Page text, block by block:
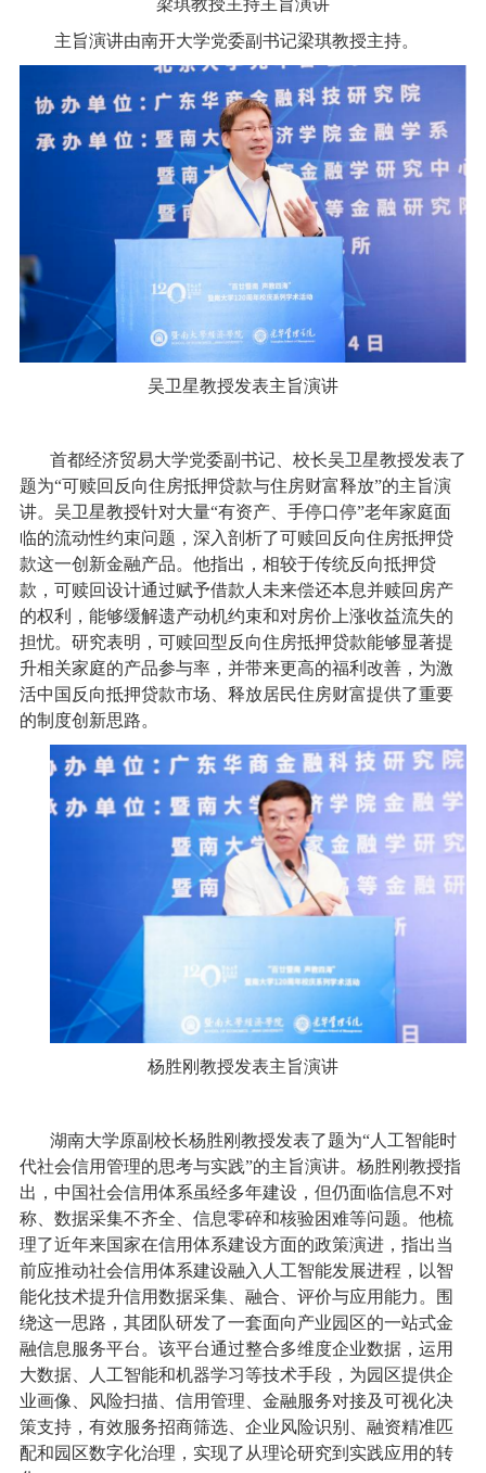
梁琪教授主持主旨演讲
主旨演讲由南开大学党委副书记梁琪教授主持。
吴卫星教授发表主旨演讲
首都经济贸易大学党委副书记、校长吴卫星教授发表了
题为“可赎回反向住房抵押贷款与住房财富释放”的主旨演
讲。吴卫星教授针对大量“有资产、手停口停”老年家庭面
临的流动性约束问题，深入剖析了可赎回反向住房抵押贷
款这一创新金融产品。他指出，相较于传统反向抵押贷
款，可赎回设计通过赋予借款人未来偿还本息并赎回房产
的权利，能够缓解遗产动机约束和对房价上涨收益流失的
担忧。研究表明，可赎回型反向住房抵押贷款能够显著提
升相关家庭的产品参与率，并带来更高的福利改善，为激
活中国反向抵押贷款市场、释放居民住房财富提供了重要
的制度创新思路。
杨胜刚教授发表主旨演讲
湖南大学原副校长杨胜刚教授发表了题为“人工智能时
代社会信用管理的思考与实践”的主旨演讲。杨胜刚教授指
出，中国社会信用体系虽经多年建设，但仍面临信息不对
称、数据采集不齐全、信息零碎和核验困难等问题。他梳
理了近年来国家在信用体系建设方面的政策演进，指出当
前应推动社会信用体系建设融入人工智能发展进程，以智
能化技术提升信用数据采集、融合、评价与应用能力。围
绕这一思路，其团队研发了一套面向产业园区的一站式金
融信息服务平台。该平台通过整合多维度企业数据，运用
大数据、人工智能和机器学习等技术手段，为园区提供企
业画像、风险扫描、信用管理、金融服务对接及可视化决
策支持，有效服务招商筛选、企业风险识别、融资精准匹
配和园区数字化治理，实现了从理论研究到实践应用的转